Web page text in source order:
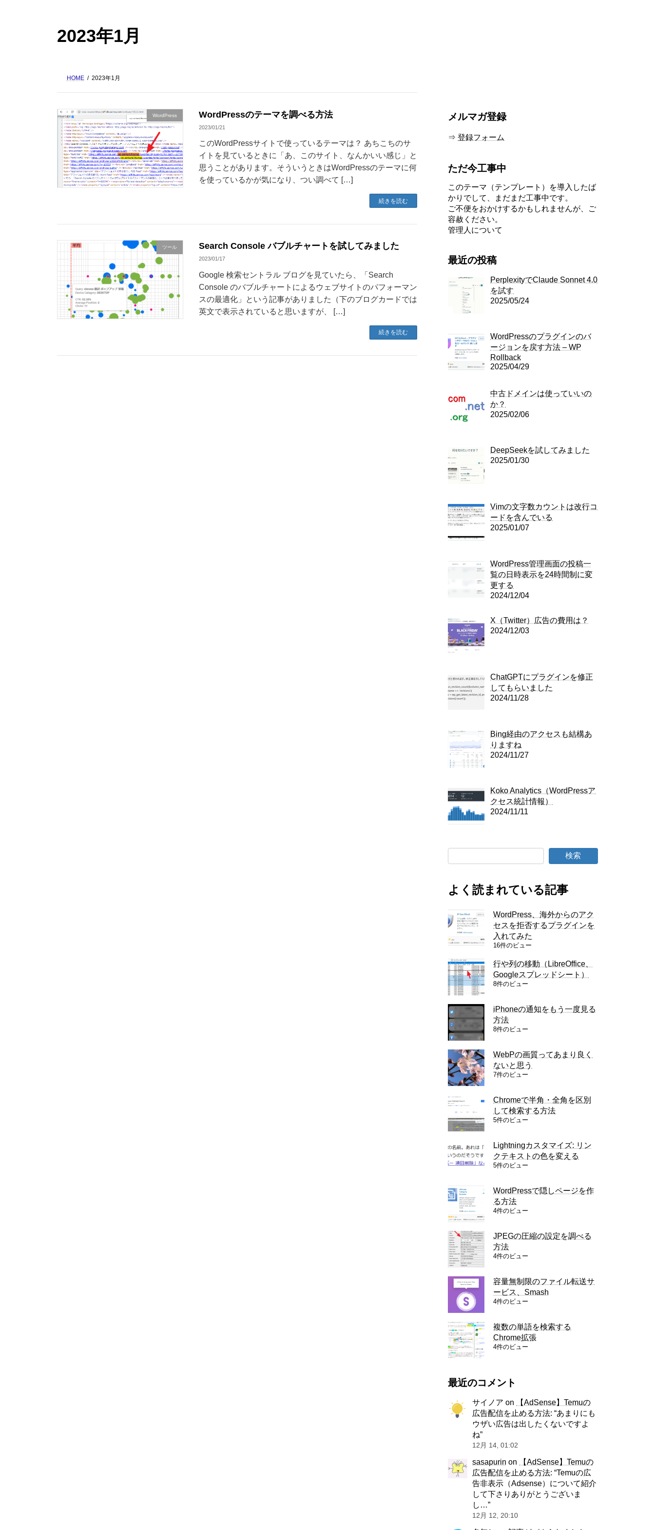
2023年1月
HOME 2023年1月
WordPress WordPressのテーマを調べる方法
2023/01/21
このWordPressサイトで使っているテーマは？ あちこちのサ
イトを見ているときに「あ、このサイト、なんかいい感じ」と
思うことがあります。そういうときはWordPressのテーマに何
を使っているかが気になり、つい調べて […]
続きを読む
ツール Search Console バブルチャートを試してみました
2023/01/17
Google 検索セントラル ブログを見ていたら、「Search
Console のバブルチャートによるウェブサイトのパフォーマン
スの最適化」という記事がありました（下のブログカードでは
英文で表示されていると思いますが、 […]
続きを読む
メルマガ登録
⇒登録フォーム
ただ今工事中
このテーマ（テンプレート）を導入したば
かりでして、まだまだ工事中です。
ご不便をおかけするかもしれませんが、ご
容赦ください。
管理人について
最近の投稿
PerplexityでClaude Sonnet 4.0
を試す
2025/05/24
WordPressのプラグインのバ
ージョンを戻す方法 – WP
Rollback
2025/04/29
中古ドメインは使っていいの
か？
2025/02/06
DeepSeekを試してみました
2025/01/30
Vimの文字数カウントは改行コ
ードを含んでいる
2025/01/07
WordPress管理画面の投稿一
覧の日時表示を24時間制に変
更する
2024/12/04
X（Twitter）広告の費用は？
2024/12/03
ChatGPTにプラグインを修正
してもらいました
2024/11/28
Bing経由のアクセスも結構あ
りますね
2024/11/27
Koko Analytics（WordPressア
クセス統計情報）
2024/11/11
検索
よく読まれている記事
WordPress、海外からのアク
セスを拒否するプラグインを
入れてみた
16件のビュー
行や列の移動（LibreOffice、
Googleスプレッドシート）
8件のビュー
iPhoneの通知をもう一度見る
方法
8件のビュー
WebPの画質ってあまり良く
ないと思う
7件のビュー
Chromeで半角・全角を区別
して検索する方法
5件のビュー
Lightningカスタマイズ: リン
クテキストの色を変える
5件のビュー
WordPressで隠しページを作
る方法
4件のビュー
JPEGの圧縮の設定を調べる
方法
4件のビュー
容量無制限のファイル転送サ
ービス、Smash
4件のビュー
複数の単語を検索する
Chrome拡張
4件のビュー
最近のコメント
サイノア on
【AdSense】Temuの
広告配信を止める方法: “あまりにも
ウザい広告は出したくないですよ
ね”
12月 14, 01:02
sasapurin on
【AdSense】Temuの
広告配信を止める方法: “Temuの広
告非表示（Adsense）について紹介
して下さりありがとうございま
し…”
12月 12, 20:10